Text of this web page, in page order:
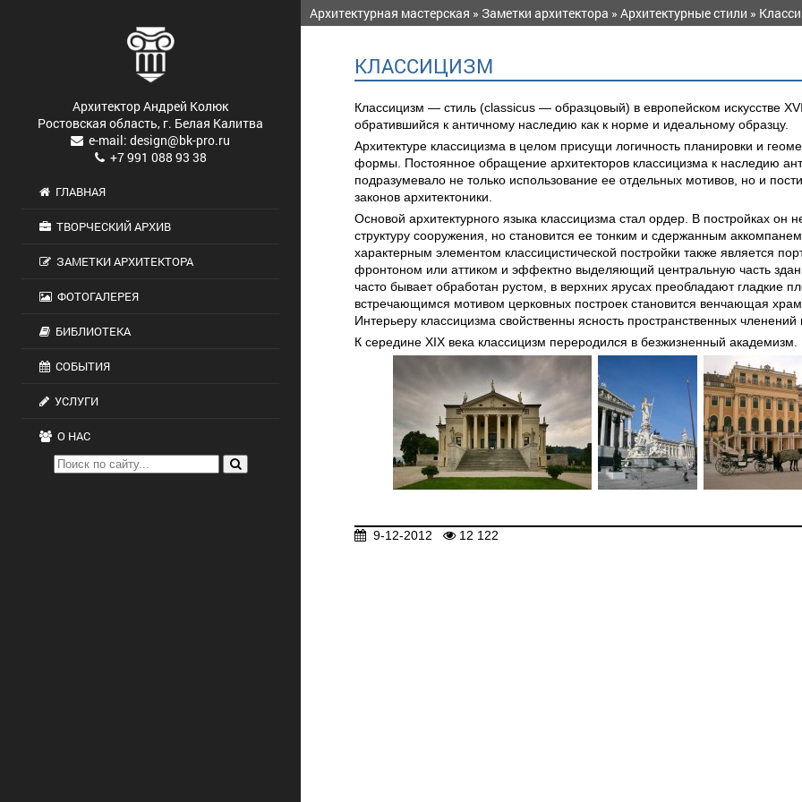
Архитектор Андрей Колюк
Ростовская область, г. Белая Калитва
e-mail: design@bk-pro.ru
+7 991 088 93 38
ГЛАВНАЯ
ТВОРЧЕСКИЙ АРХИВ
ЗАМЕТКИ АРХИТЕКТОРА
ФОТОГАЛЕРЕЯ
БИБЛИОТЕКА
СОБЫТИЯ
УСЛУГИ
О НАС
Архитектурная мастерская » Заметки архитектора » Архитектурные стили »
КЛАССИЦИЗМ
Классицизм — стиль (classicus — образцовый) в европейском искусстве
обратившийся к античному наследию как к норме и идеальному образцу.
Архитектуре классицизма в целом присущи логичность планировки и
формы. Постоянное обращение архитекторов классицизма к наследию
подразумевало не только использование ее отдельных мотивов, но и
законов архитектоники.
Основой архитектурного языка классицизма стал ордер. В постройках он
структуру сооружения, но становится ее тонким и сдержанным
характерным элементом классицистической постройки также является
фронтоном или аттиком и эффектно выделяющий центральную часть
часто бывает обработан рустом, в верхних ярусах преобладают гладкие
встречающимся мотивом церковных построек становится венчающая
Интерьеру классицизма свойственны ясность пространственных членений
К середине XIX века классицизм переродился в безжизненный академизм.
9-12-2012 12 122